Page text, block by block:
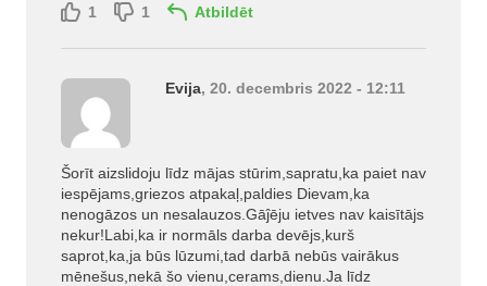
1 1 Atbildēt
Evija, 20. decembris 2022 - 12:11
Šorīt aizslidoju līdz mājas stūrim,sapratu,ka paiet nav
iespējams,griezos atpakaļ,paldies Dievam,ka
nenogāzos un nesalauzos.Gāĵēju ietves nav kaisītājs
nekur!Labi,ka ir normāls darba devējs,kurš
saprot,ka,ja būs lūzumi,tad darbā nebūs vairākus
mēnešus,nekā šo vienu,cerams,dienu.Ja līdz